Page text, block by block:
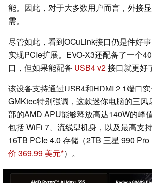
能。因此，对于大多数用户而言，外接
需。
尽管如此，看到OCuLink接口仍是件好
实现PCIe扩展。EVO-X3还配备了一个
口，但如果能配备 USB4 v2接口就更好
该设备支持通过USB4和HDMI 2.1端口实
GMKtec特别强调，这款迷你电脑的三风
部的AMD APU能够释放高达140W的峰
包括 WiFi 7、流线型机身，以及最高支
16TB PCIe 4.0 存储（2TB 三星 990 Pro
价 369.99 美元 ）。